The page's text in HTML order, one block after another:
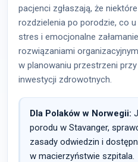
pacjenci zgłaszają, że
rozdzielenia po porodzie, co
stres i emocjonalne
rozwiązaniami
w planowaniu przestrzeni
inwestycji zdrowotnych.
Dla Polaków w Norwegii:
porodu w Stavanger,
zasady odwiedzin i
w macierzyństwie szpitala.